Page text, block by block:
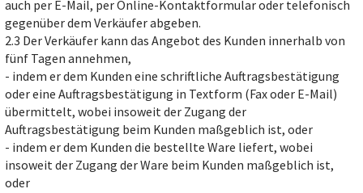
auch per E-Mail, per Online-Kontaktformular oder telefonisch
gegenüber dem Verkäufer abgeben.
2.3 Der Verkäufer kann das Angebot des Kunden innerhalb von
fünf Tagen annehmen,
- indem er dem Kunden eine schriftliche Auftragsbestätigung
oder eine Auftragsbestätigung in Textform (Fax oder E-Mail)
übermittelt, wobei insoweit der Zugang der
Auftragsbestätigung beim Kunden maßgeblich ist, oder
- indem er dem Kunden die bestellte Ware liefert, wobei
insoweit der Zugang der Ware beim Kunden maßgeblich ist,
oder